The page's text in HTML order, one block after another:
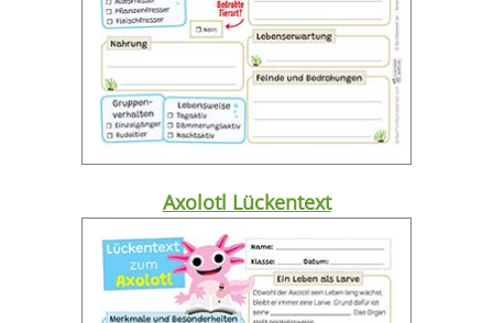
Axolotl Lückentext